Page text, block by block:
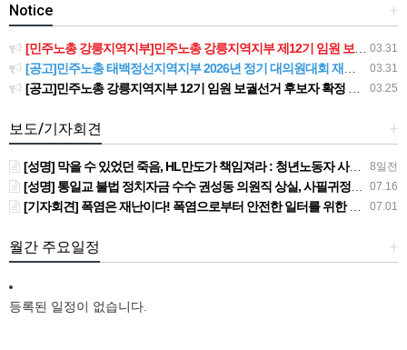
+
Notice
03.31
[민주노총 강릉지역지부]민주노총 강릉지역지부 제12기 임원 보궐선거결과 공고
03.31
[공고]민주노총 태백정선지역지부 2026년 정기 대의원대회 재소집 건
03.25
[공고]민주노총 강릉지역지부 12기 임원 보궐선거 후보자 확정 공고
+
보도/기자회견
8일전
[성명] 막을 수 있었던 죽음, HL만도가 책임져라 : 청년노동자 사망사고의 철저한 진상규명과 재발방지 대책 마련하라
07.16
[성명] 통일교 불법 정치자금 수수 권성동 의원직 상실, 사필귀정이다
07.01
[기자회견] 폭염은 재난이다! 폭염으로부터 안전한 일터를 위한 민주노총 강원지역본부 폭염감시단 선포 기자회견
+
월간 주요일정
등록된 일정이 없습니다.